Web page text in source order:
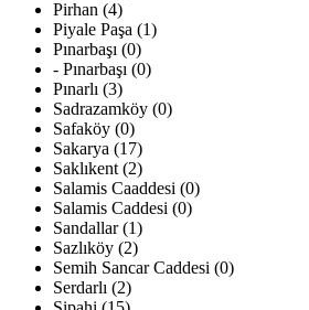
Pirhan (4)
Piyale Paşa (1)
Pınarbaşı (0)
- Pınarbaşı (0)
Pınarlı (3)
Sadrazamköy (0)
Safaköy (0)
Sakarya (17)
Saklıkent (2)
Salamis Caaddesi (0)
Salamis Caddesi (0)
Sandallar (1)
Sazlıköy (2)
Semih Sancar Caddesi (0)
Serdarlı (2)